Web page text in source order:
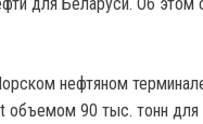
нефтяном
объемом 90 тыс. тонн для